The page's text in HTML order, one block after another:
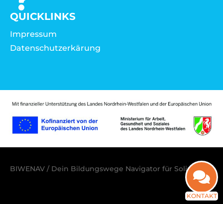
QUICKLINKS
Impressum
Datenschutzerkärung
BIWENAV / Dein Bildungswege Navigator für Solingen
KONTAKT